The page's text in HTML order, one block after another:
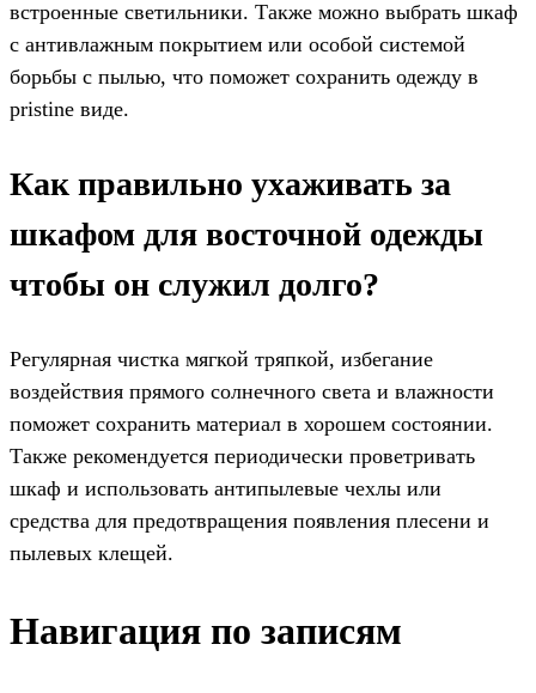
встроенные светильники. Также можно выбрать шкаф
с антивлажным покрытием или особой системой
борьбы с пылью, что поможет сохранить одежду в
pristine виде.
Как правильно ухаживать за
шкафом для восточной одежды
чтобы он служил долго?
Регулярная чистка мягкой тряпкой, избегание
воздействия прямого солнечного света и влажности
поможет сохранить материал в хорошем состоянии.
Также рекомендуется периодически проветривать
шкаф и использовать антипылевые чехлы или
средства для предотвращения появления плесени и
пылевых клещей.
Навигация по записям